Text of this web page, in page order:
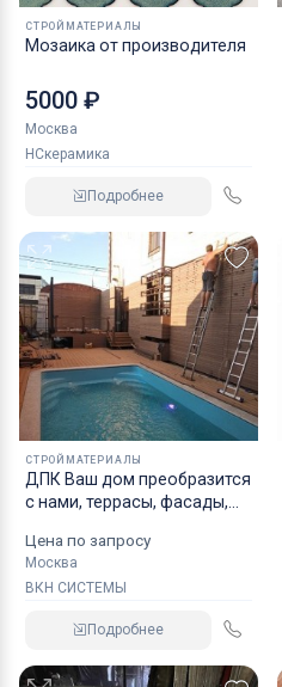
СТРОЙМАТЕРИАЛЫ
Мозаика от производителя
5000 ₽
Москва
НСкерамика
Подробнее
СТРОЙМАТЕРИАЛЫ
ДПК Ваш дом преобразится
с нами, террасы, фасады,
полимерного композита,
террасная доска для
отделки загородного дома,
Цена по запросу
Москва
ВКН СИСТЕМЫ
Подробнее